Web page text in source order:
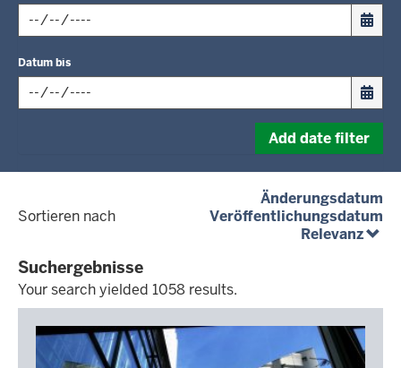
date
format:
Datum bis
dd.mm.yyyy
Add date filter
Sortieren nach
Änderungsdatum
Veröffentlichungsdatum
Relevanz
Suchergebnisse
Your search yielded 1058 results.
Your
search
yielded